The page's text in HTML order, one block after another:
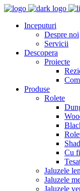
Inceputuri
Despre noi
Servicii
Descopera
Proiecte
Produse
Rolete
Cu
Jaluzele
Jaluzele
Jaluzele